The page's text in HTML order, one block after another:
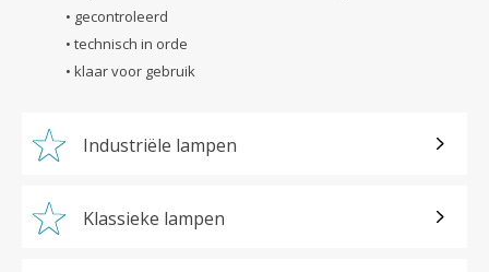
• gecontroleerd
• technisch in orde
• klaar voor gebruik
Industriële lampen
Klassieke lampen